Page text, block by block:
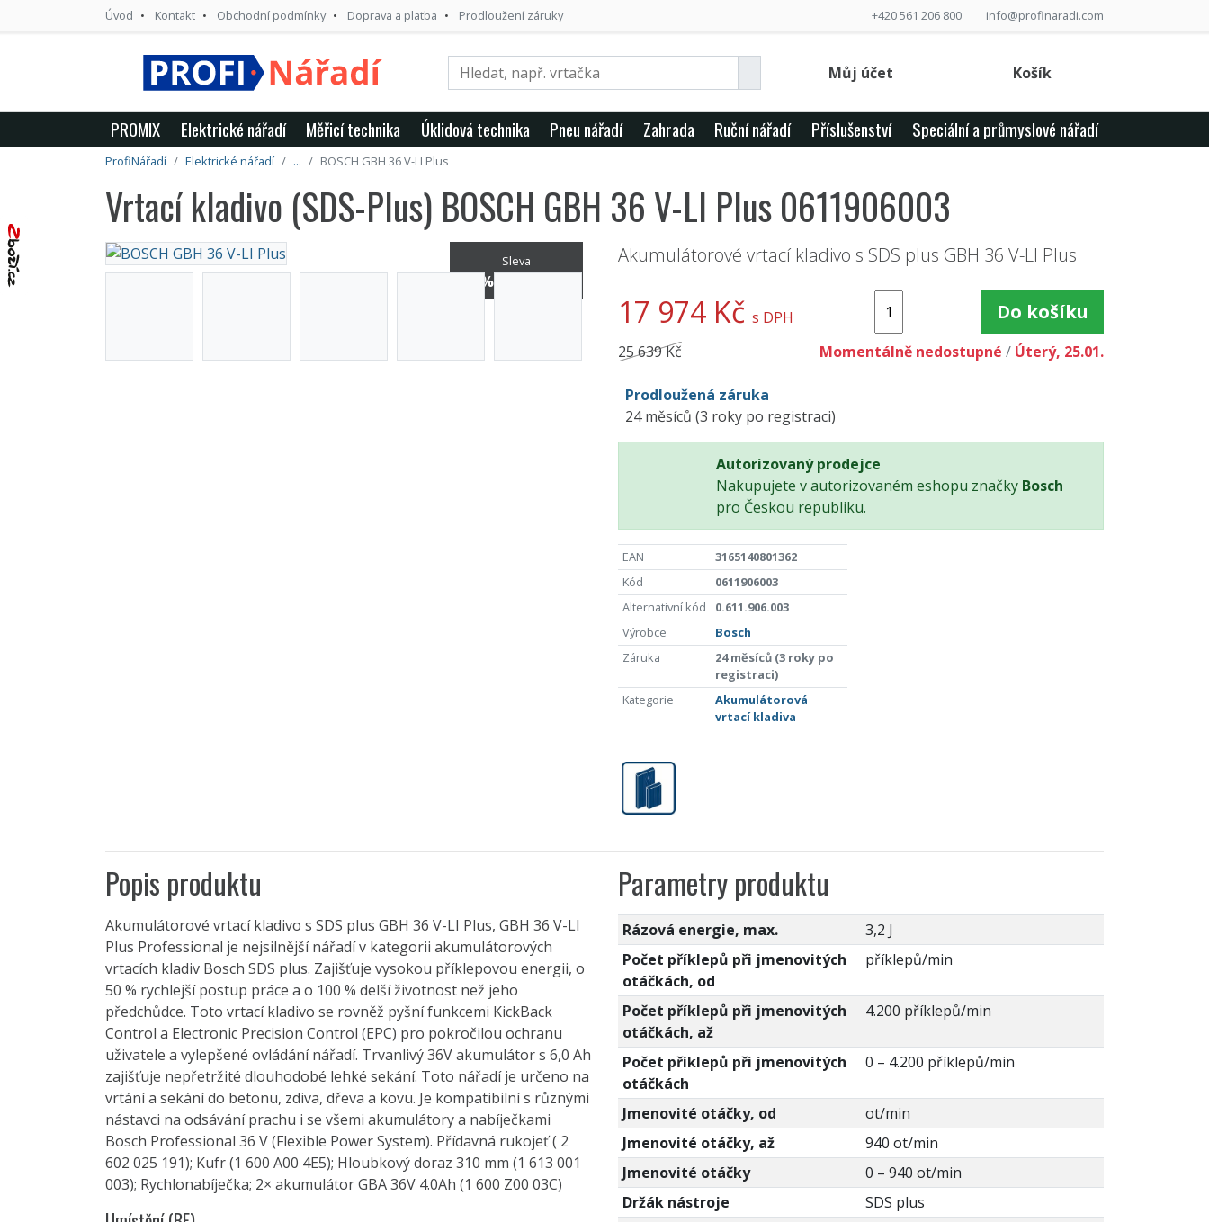
Úvod Kontakt Obchodní podmínky Doprava a platba Prodloužení záruky +420 561 206 800 info@profinaradi.com
Můj účet Košík
PROMIX Elektrické nářadí Měřicí technika Úklidová technika Pneu nářadí Zahrada Ruční nářadí Příslušenství Speciální a průmyslové nářadí
ProfiNářadí Elektrické nářadí ... BOSCH GBH 36 V-LI Plus
Vrtací kladivo (SDS-Plus) BOSCH GBH 36 V-LI Plus 0611906003
Sleva
29% / -7 665 Kč
Akumulátorové vrtací kladivo s SDS plus GBH 36 V-LI Plus
17 974 Kč s DPH Do košíku
25 639 Kč Momentálně nedostupné / Úterý, 25.01.
Prodloužená záruka
24 měsíců (3 roky po registraci)
Autorizovaný prodejce
Nakupujete v autorizovaném eshopu značky Bosch
pro Českou republiku.
EAN
3165140801362
Kód
0611906003
Alternativní kód
0.611.906.003
Výrobce
Bosch
Záruka
24 měsíců (3 roky po
registraci)
Kategorie
Akumulátorová
vrtací kladiva
Popis produktu
Akumulátorové vrtací kladivo s SDS plus GBH 36 V-LI Plus, GBH 36 V-LI
Plus Professional je nejsilnější nářadí v kategorii akumulátorových
vrtacích kladiv Bosch SDS plus. Zajišťuje vysokou příklepovou energii, o
50 % rychlejší postup práce a o 100 % delší životnost než jeho
předchůdce. Toto vrtací kladivo se rovněž pyšní funkcemi KickBack
Control a Electronic Precision Control (EPC) pro pokročilou ochranu
uživatele a vylepšené ovládání nářadí. Trvanlivý 36V akumulátor s 6,0 Ah
zajišťuje nepřetržité dlouhodobé lehké sekání. Toto nářadí je určeno na
vrtání a sekání do betonu, zdiva, dřeva a kovu. Je kompatibilní s různými
nástavci na odsávání prachu i se všemi akumulátory a nabíječkami
Bosch Professional 36 V (Flexible Power System). Přídavná rukojeť ( 2
602 025 191); Kufr (1 600 A00 4E5); Hloubkový doraz 310 mm (1 613 001
003); Rychlonabíječka; 2× akumulátor GBA 36V 4.0Ah (1 600 Z00 03C)
Parametry produktu
Rázová energie, max.
3,2 J
Počet příklepů při jmenovitých
otáčkách, od
příklepů/min
Počet příklepů při jmenovitých
otáčkách, až
4.200 příklepů/min
Počet příklepů při jmenovitých
otáčkách
0 – 4.200 příklepů/min
Jmenovité otáčky, od
ot/min
Jmenovité otáčky, až
940 ot/min
Jmenovité otáčky
0 – 940 ot/min
Držák nástroje
SDS plus